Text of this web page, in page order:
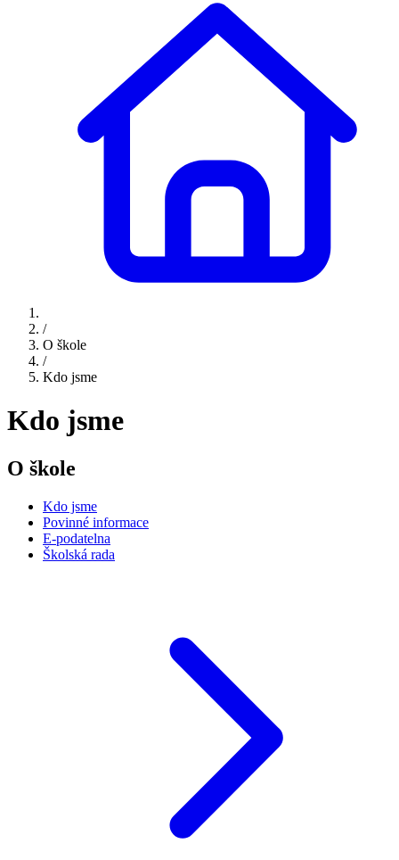
/
O škole
/
Kdo jsme
Kdo jsme
O škole
Kdo jsme
Povinné informace
E-podatelna
Školská rada